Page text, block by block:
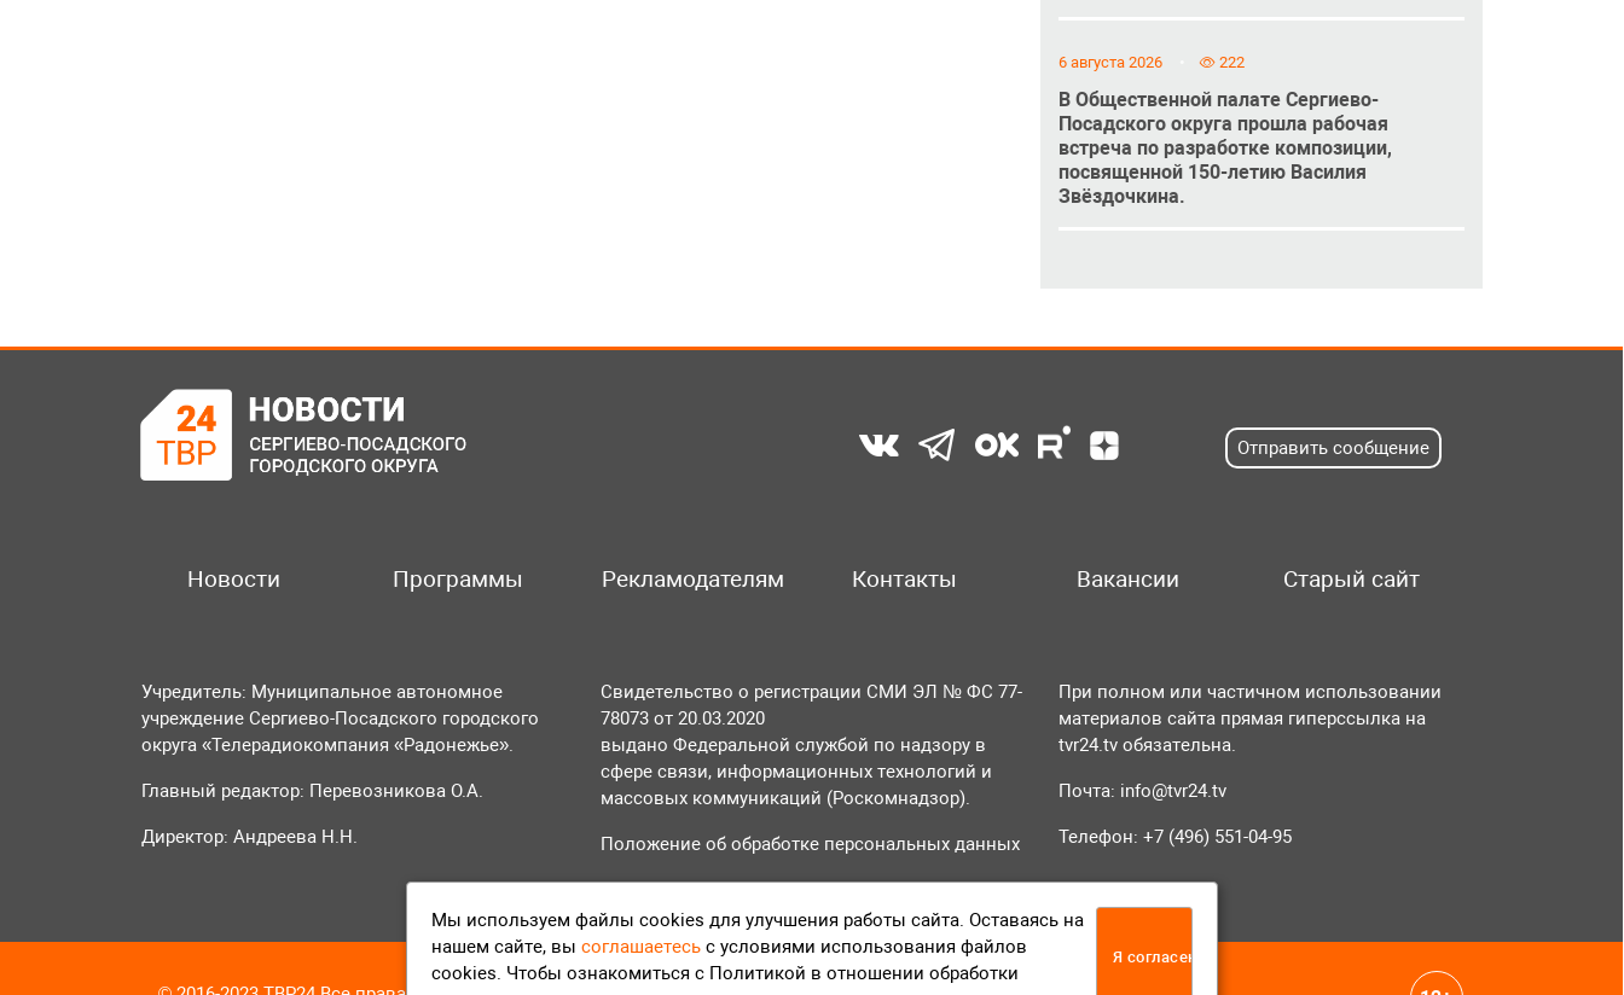
6 августа 2026 222
В Общественной палате Сергиево-
Посадского округа прошла рабочая
встреча по разработке композиции,
посвященной 150-летию Василия
Звёздочкина.
Отправить сообщение
Новости Программы Рекламодателям Контакты Вакансии Старый сайт
Учредитель: Муниципальное автономное
учреждение Сергиево-Посадского городского
округа «Телерадиокомпания «Радонежье».
Главный редактор: Перевозникова О.А.
Директор: Андреева Н.Н.
Свидетельство о регистрации СМИ ЭЛ № ФС 77-
78073 от 20.03.2020
выдано Федеральной службой по надзору в
сфере связи, информационных технологий и
массовых коммуникаций (Роскомнадзор).
Положение об обработке персональных данных
Согласие на обработку персональных данных
При полном или частичном использовании
материалов сайта прямая гиперссылка на
tvr24.tv обязательна.
Почта: info@tvr24.tv
Телефон: +7 (496) 551-04-95
Мы используем файлы cookies для улучшения работы сайта. Оставаясь на
нашем сайте, вы соглашаетесь с условиями использования файлов
cookies. Чтобы ознакомиться с Политикой в отношении обработки
Я согласен